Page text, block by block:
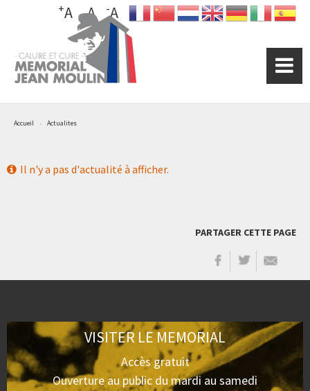
principal
-A
A
+A
Accueil Actualites
Il n'y a pas d'actualité à afficher.
PARTAGER CETTE PAGE
VISITER LE MEMORIAL
Accès gratuit
Ouverture au public du mardi au samedi